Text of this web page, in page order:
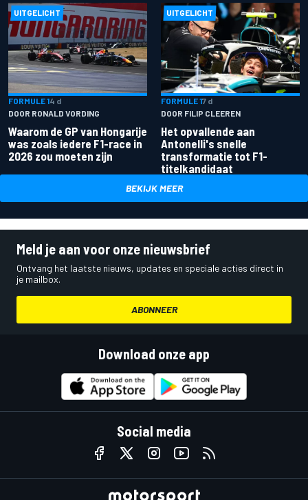
UITGELICHT
FORMULE 14 d
DOOR RONALD VORDING
Waarom de GP van Hongarije
was zoals iedere F1-race in
2026 zou moeten zijn
UITGELICHT
FORMULE 17 d
DOOR FILIP CLEEREN
Het opvallende aan
Antonelli's snelle
transformatie tot F1-
titelkandidaat
BEKIJK MEER
Meld je aan voor onze nieuwsbrief
Ontvang het laatste nieuws, updates en speciale acties direct in
je mailbox.
ABONNEER
Download onze app
Social media